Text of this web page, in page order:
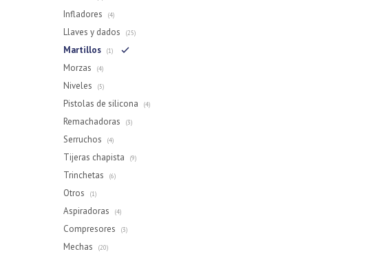
Infladores (4)
Llaves y dados (25)
Martillos (1)
Morzas (4)
Niveles (5)
Pistolas de silicona (4)
Remachadoras (3)
Serruchos (4)
Tijeras chapista (9)
Trinchetas (6)
Otros (1)
Aspiradoras (4)
Compresores (3)
Mechas (20)